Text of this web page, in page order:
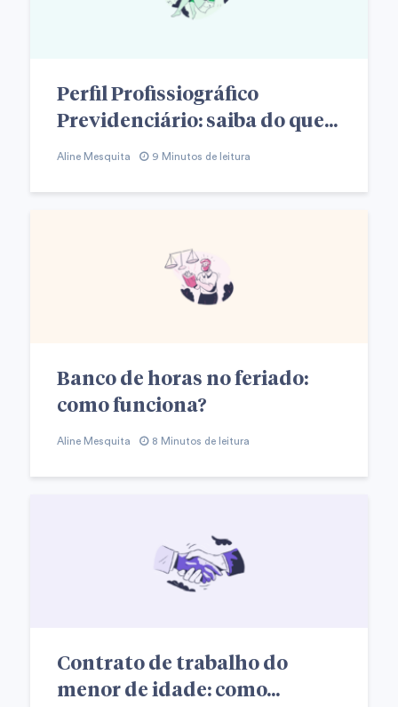
Perfil Profissiográfico
Previdenciário: saiba do que...
Aline Mesquita 9 Minutos de leitura
Banco de horas no feriado:
como funciona?
Aline Mesquita 8 Minutos de leitura
Contrato de trabalho do
menor de idade: como...